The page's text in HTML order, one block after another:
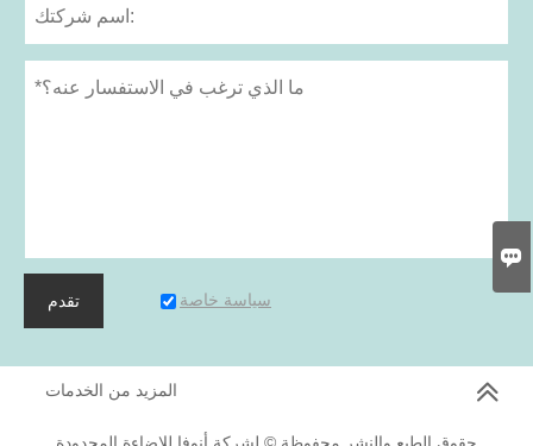
تقدم سياسة خاصة
المزيد من الخدمات
